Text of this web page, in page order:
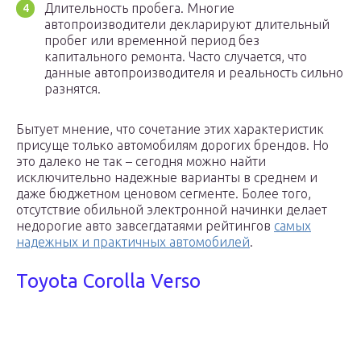
Длительность пробега. Многие
автопроизводители декларируют длительный
пробег или временной период без
капитального ремонта. Часто случается, что
данные автопроизводителя и реальность сильно
разнятся.
Бытует мнение, что сочетание этих характеристик
присуще только автомобилям дорогих брендов. Но
это далеко не так – сегодня можно найти
исключительно надежные варианты в среднем и
даже бюджетном ценовом сегменте. Более того,
отсутствие обильной электронной начинки делает
недорогие авто завсегдатаями рейтингов самых
надежных и практичных автомобилей.
Toyota Corolla Verso